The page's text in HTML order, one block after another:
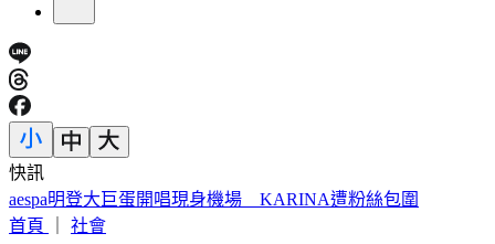
快訊
《花蓮盛夏》花蓮FUN暑假 首度與超人氣航海王攜手合作
首頁
社會